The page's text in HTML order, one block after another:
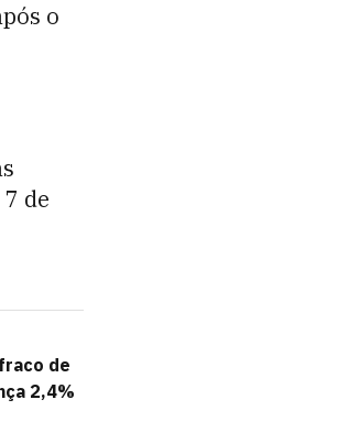
o
de
de
2,4%